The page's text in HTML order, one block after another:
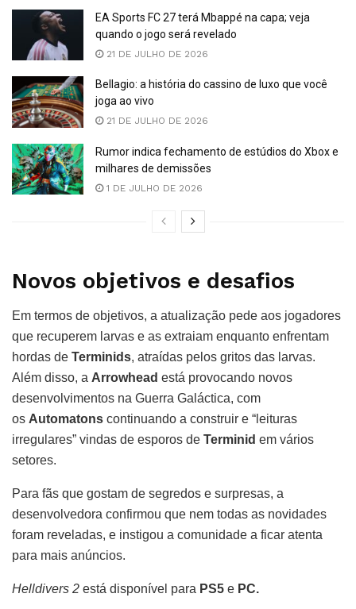
EA Sports FC 27 terá Mbappé na capa; veja
quando o jogo será revelado
21 DE JULHO DE 2026
Bellagio: a história do cassino de luxo que você
joga ao vivo
21 DE JULHO DE 2026
Rumor indica fechamento de estúdios do Xbox e
milhares de demissões
1 DE JULHO DE 2026
Novos objetivos e desafios
Em termos de objetivos, a atualização pede aos jogadores
que recuperem larvas e as extraiam enquanto enfrentam
hordas de Terminids, atraídas pelos gritos das larvas.
Além disso, a Arrowhead está provocando novos
desenvolvimentos na Guerra Galáctica, com
os Automatons continuando a construir e “leituras
irregulares” vindas de esporos de Terminid em vários
setores.
Para fãs que gostam de segredos e surpresas, a
desenvolvedora confirmou que nem todas as novidades
foram reveladas, e instigou a comunidade a ficar atenta
para mais anúncios.
Helldivers 2 está disponível para PS5 e PC.